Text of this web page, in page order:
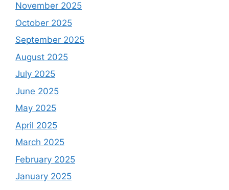
November 2025
October 2025
September 2025
August 2025
July 2025
June 2025
May 2025
April 2025
March 2025
February 2025
January 2025